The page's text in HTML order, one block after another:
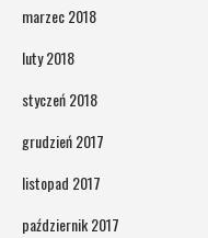
marzec 2018
luty 2018
styczeń 2018
grudzień 2017
listopad 2017
październik 2017